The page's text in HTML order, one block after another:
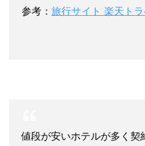
参考： 旅行サイト 楽天ト
値段が安いホテルが多く契